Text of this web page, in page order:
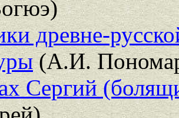
древне-
(А.И.
Сергий